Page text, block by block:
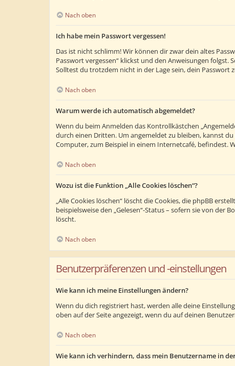
Nach oben
Ich habe mein Passwort vergessen!
Das ist nicht schlimm! Wir können dir zwar dein altes
Passwort vergessen“ klickst und den Anweisungen
Solltest du trotzdem nicht in der Lage sein, dein
Nach oben
Warum werde ich automatisch abgemeldet?
Wenn du beim Anmelden das Kontrollkästchen
durch einen Dritten. Um angemeldet zu bleiben, kannst
Computer, zum Beispiel in einem Internetcafé, befindest.
Nach oben
Wozu ist die Funktion „Alle Cookies löschen“?
„Alle Cookies löschen“ löscht die Cookies, die phpBB
beispielsweise den „Gelesen“-Status – sofern sie von
löscht.
Nach oben
Benutzerpräferenzen und -einstellungen
Wie kann ich meine Einstellungen ändern?
Wenn du dich registriert hast, werden alle deine
oben auf der Seite angezeigt, wenn du auf deinen
Nach oben
Wie kann ich verhindern, dass mein Benutzername in